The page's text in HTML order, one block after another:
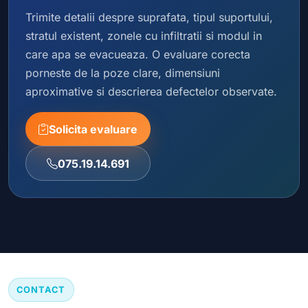
Trimite detalii despre suprafata, tipul suportului,
stratul existent, zonele cu infiltratii si modul in
care apa se evacueaza. O evaluare corecta
porneste de la poze clare, dimensiuni
aproximative si descrierea defectelor observate.
Solicita evaluare
075.19.14.691
CONTACT